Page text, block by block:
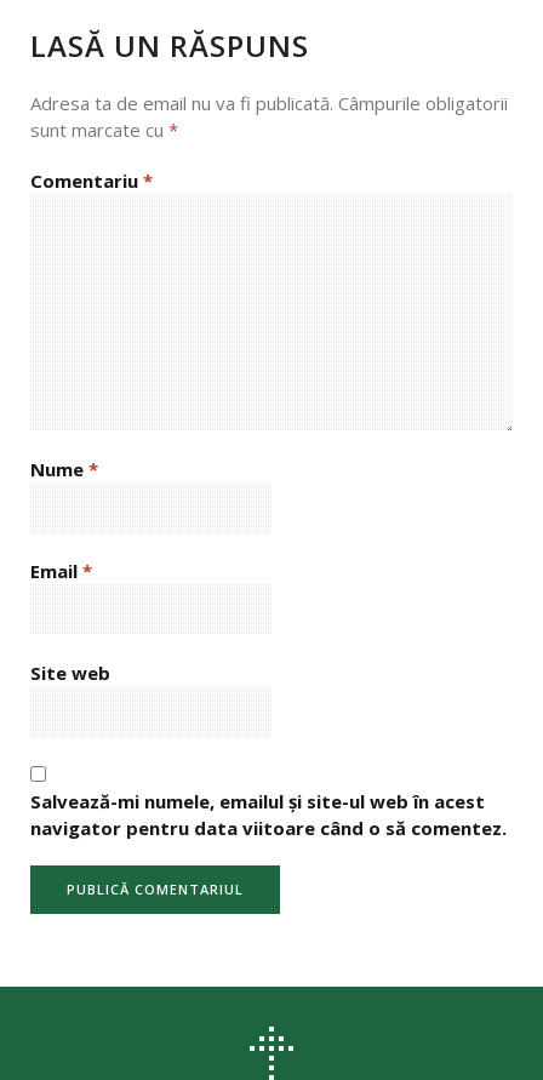
LASĂ UN RĂSPUNS
Adresa ta de email nu va fi publicată. Câmpurile obligatorii
sunt marcate cu *
Comentariu *
Nume *
Email *
Site web
Salvează-mi numele, emailul și site-ul web în acest
navigator pentru data viitoare când o să comentez.